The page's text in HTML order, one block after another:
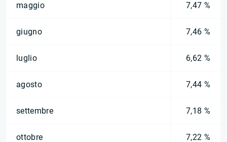
maggio 7,47 %
giugno 7,46 %
luglio 6,62 %
agosto 7,44 %
settembre 7,18 %
ottobre 7,22 %